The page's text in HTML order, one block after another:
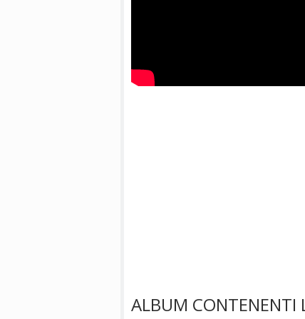
ALBUM CONTENENTI